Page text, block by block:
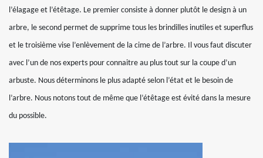
l’élagage et l’étêtage. Le premier consiste à donner plutôt le design à un
arbre, le second permet de supprime tous les brindilles inutiles et superflus
et le troisième vise l’enlèvement de la cime de l’arbre. Il vous faut discuter
avec l’un de nos experts pour connaitre au plus tout sur la coupe d’un
arbuste. Nous déterminons le plus adapté selon l’état et le besoin de
l’arbre. Nous notons tout de même que l’étêtage est évité dans la mesure
du possible.